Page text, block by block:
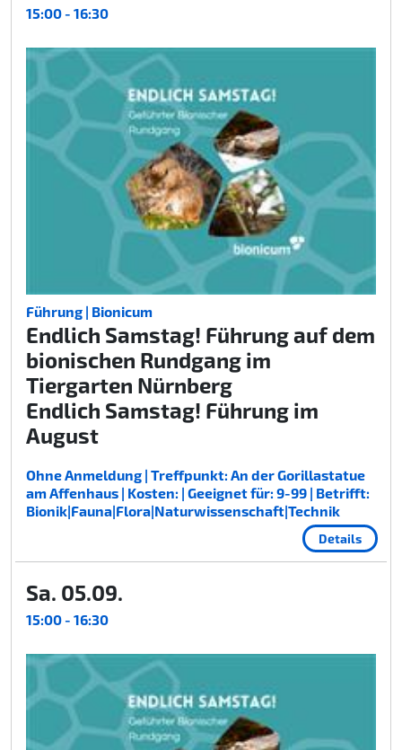
15:00 - 16:30
Führung | Bionicum
Endlich Samstag! Führung auf dem
bionischen Rundgang im
Tiergarten Nürnberg
Endlich Samstag! Führung im
August
Ohne Anmeldung | Treffpunkt: An der Gorillastatue
am Affenhaus | Kosten: | Geeignet für: 9-99 | Betrifft:
Bionik|Fauna|Flora|Naturwissenschaft|Technik
Details
Sa. 05.09.
15:00 - 16:30